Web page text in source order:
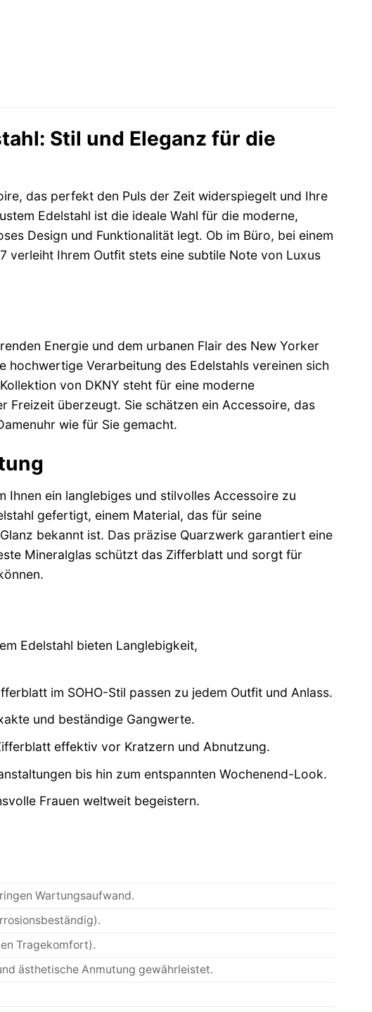
Stil und Eleganz für die
das perfekt den Puls der Zeit widerspiegelt und Ihre
Edelstahl ist die ideale Wahl für die moderne,
Design und Funktionalität legt. Ob im Büro, bei einem
verleiht Ihrem Outfit stets eine subtile Note von Luxus
Energie und dem urbanen Flair des New Yorker
hochwertige Verarbeitung des Edelstahls vereinen sich
von DKNY steht für eine moderne
Freizeit überzeugt. Sie schätzen ein Accessoire, das
wie für Sie gemacht.
Ihnen ein langlebiges und stilvolles Accessoire zu
gefertigt, einem Material, das für seine
bekannt ist. Das präzise Quarzwerk garantiert eine
Mineralglas schützt das Zifferblatt und sorgt für
Edelstahl bieten Langlebigkeit,
im SOHO-Stil passen zu jedem Outfit und Anlass.
und beständige Gangwerte.
effektiv vor Kratzern und Abnutzung.
bis hin zum entspannten Wochenend-Look.
Frauen weltweit begeistern.
Wartungsaufwand.
Tragekomfort).
ästhetische Anmutung gewährleistet.